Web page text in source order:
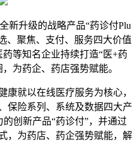
升级的战略产品“药诊付Plu
、聚焦、支付、服务四大价值
等知名企业持续打造“医+药
为药企、药店强势赋能。
就以在线医疗服务为核心，
保险系列、系统及数据四大产
创新产品“药诊付”，并通过
，为药店、药企强势赋能，解